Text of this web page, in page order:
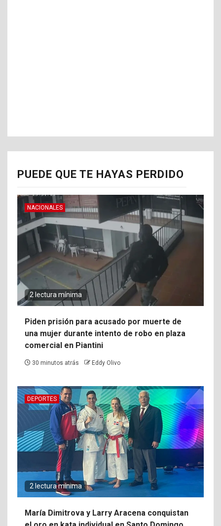
PUEDE QUE TE HAYAS PERDIDO
NACIONALES
2 lectura mínima
Piden prisión para acusado por muerte de
una mujer durante intento de robo en plaza
comercial en Piantini
30 minutos atrás Eddy Olivo
DEPORTES
2 lectura mínima
María Dimitrova y Larry Aracena conquistan